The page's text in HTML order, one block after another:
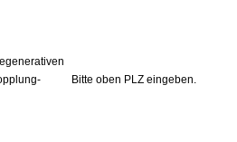
Bitte oben PLZ eingeben.